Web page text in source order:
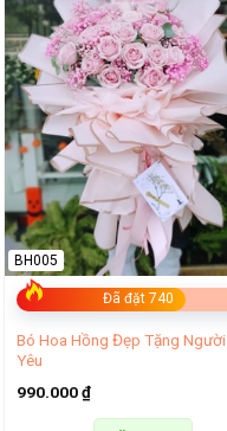
Đã đặt 740
BH005
Bó Hoa Hồng Đẹp Tặng Người
Yêu
990.000₫